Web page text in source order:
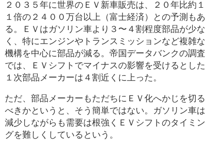
２０３５年に世界のＥＶ新車販売は、２０年比約１
１倍の２４００万台以上（富士経済）との予測もあ
る。ＥＶはガソリン車より３〜４割程度部品が少な
く、特にエンジンやトランスミッションなど複雑な
機構を中心に部品が減る。帝国データバンクの調査
では、ＥＶシフトでマイナスの影響を受けるとした
１次部品メーカーは４割近くに上った。
ただ、部品メーカーもただちにＥＶ化へかじを切る
べきかというと、そう簡単ではない。ガソリン車は
減少しながらも需要は根強くＥＶシフトのタイミン
グを難しくしているという。